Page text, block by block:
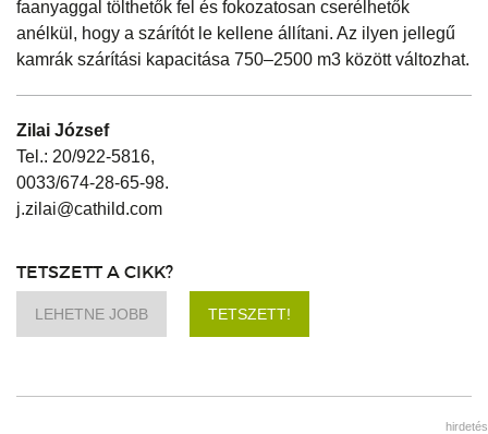
faanyaggal tölthetők fel és fokozatosan cserélhetők
anélkül, hogy a szárítót le kellene állítani. Az ilyen jellegű
kamrák szárítási kapacitása 750–2500 m3 között változhat.
Zilai József
Tel.: 20/922-5816,
0033/674-28-65-98.
j.zilai@cathild.com
TETSZETT A CIKK?
LEHETNE JOBB TETSZETT!
hirdetés